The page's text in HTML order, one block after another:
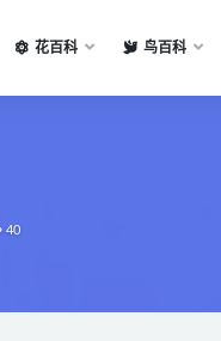
花百科 鸟百科
40